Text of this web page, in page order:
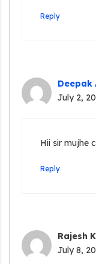
Reply
Deepak
July 2,
Hii sir mujhe
Reply
Rajesh
July 8,